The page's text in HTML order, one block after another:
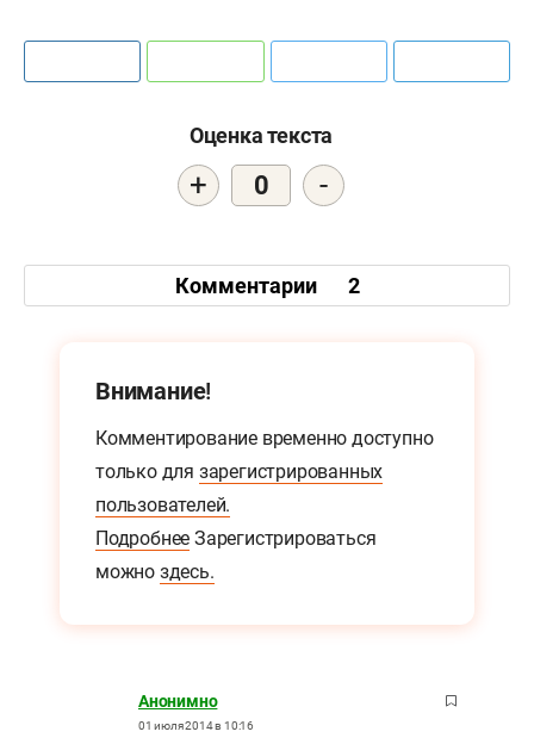
Оценка текста
+ 0 -
Комментарии 2
Внимание!
Комментирование временно доступно
только для зарегистрированных
пользователей.
Подробнее Зарегистрироваться
можно здесь.
Анонимно
01 июля 2014 в 10:16